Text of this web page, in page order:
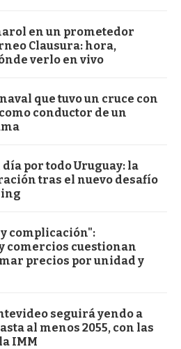
en un prometedor
Clausura: hora,
verlo en vivo
que tuvo un cruce con
conductor de un
por todo Uruguay: la
tras el nuevo desafío
complicación":
comercios cuestionan
precios por unidad y
seguirá yendo a
al menos 2055, con las
IMM